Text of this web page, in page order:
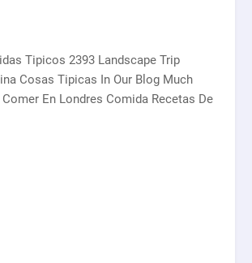
Tipicos 2393 Landscape Trip
Cosas Tipicas In Our Blog Much
En Londres Comida Recetas De